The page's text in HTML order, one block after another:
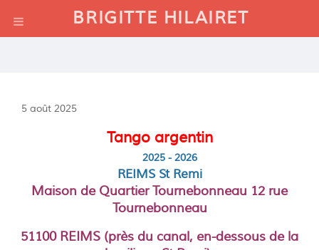
BRIGITTE HILAIRET
5 août 2025
Tango argentin
2025 - 2026
REIMS St Remi
Maison de Quartier Tournebonneau 12 rue
Tournebonneau
51100 REIMS (près du canal, en-dessous de la